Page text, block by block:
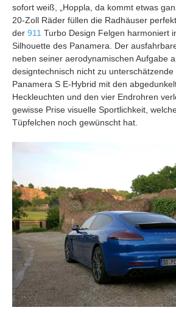
sofort weiß, „Hoppla, da kommt etwas
20-Zoll Räder füllen die Radhäuser
der 911 Turbo Design Felgen harmoniert
Silhouette des Panamera. Der
neben seiner aerodynamischen Aufgabe
designtechnisch nicht zu
Panamera S E-Hybrid mit den
Heckleuchten und den vier Endrohren
gewisse Prise visuelle Sportlichkeit,
Tüpfelchen noch gewünscht hat.